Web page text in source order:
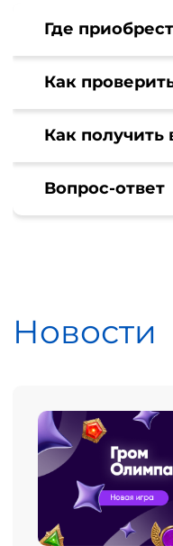
Где
Как
Как
Вопрос-ответ
Новости